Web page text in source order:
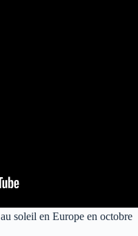
soleil en Europe en octobre